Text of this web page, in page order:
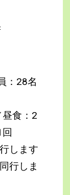
：28名
食：2
します
行しま